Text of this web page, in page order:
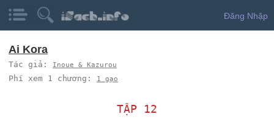
Đăng Nhập
Ai Kora
Tác giả: Inoue & Kazurou
Phí xem 1 chương: 1 gạo
TẬP 12